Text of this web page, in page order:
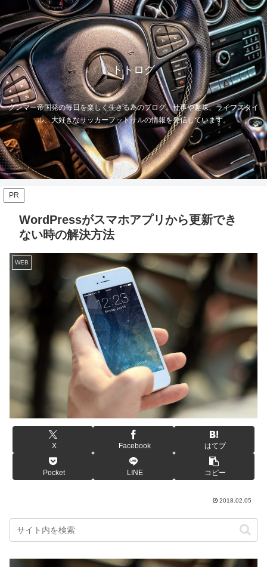
トトログ
グンマー帝国発の毎日を楽しく生きる為のブログ。仕事や趣味、ライフスタイ
ル、大好きなサッカーフットサルの情報を発信しています。
PR
WordPressがスマホアプリから更新でき
ない時の解決方法
WEB
X Facebook はてブ
Pocket LINE コピー
2018.02.05